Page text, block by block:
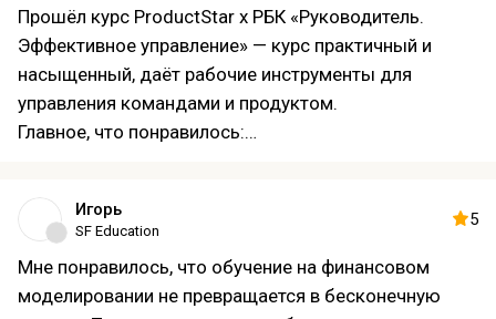
Прошёл курс ProductStar х РБК «Руководитель.
Эффективное управление» — курс практичный и
насыщенный, даёт рабочие инструменты для
управления командами и продуктом.
Главное, что понравилось:
модуль — практическое задание.
Реальные кейсы и финальный проект с подробной
обратной связью.
Полезные шаблоны и практические воркшопы.
Игорь
SF Education
5
Мне понравилось, что обучение на финансовом
моделировании не превращается в бесконечную